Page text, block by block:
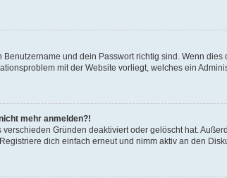
und dein Passwort richtig sind. Wenn
mit der Website vorliegt, welches ein
mehr anmelden?!
Gründen deaktiviert oder gelöscht hat.
dich einfach erneut und nimm aktiv an den